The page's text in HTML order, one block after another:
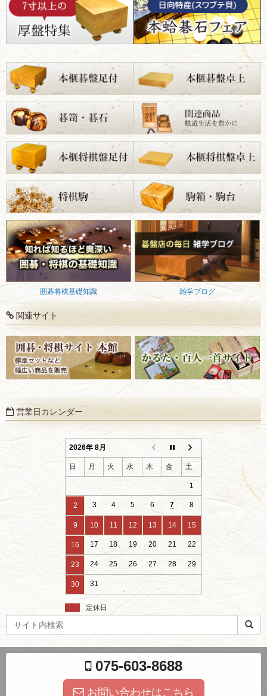
囲碁将棋基礎知識 雑学ブログ
関連サイト
営業日カレンダー
2026年 8月
日 月 火 水 木 金 土
1
2 3 4 5 6 7 8
9 10 11 12 13 14 15
16 17 18 19 20 21 22
23 24 25 26 27 28 29
30 31
定休日
ー
075-603-8688
お問い合わせはこちら